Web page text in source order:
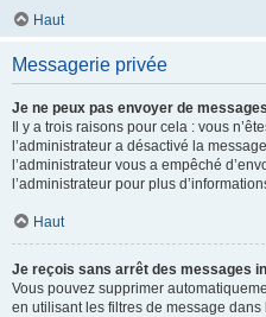
Haut
Messagerie privée
Je ne peux pas envoyer de
Il y a trois raisons pour cela : vous
l’administrateur a désactivé la
l’administrateur vous a empêché
l’administrateur pour plus
Haut
Je reçois sans arrêt des messages
Vous pouvez supprimer
en utilisant les filtres de message